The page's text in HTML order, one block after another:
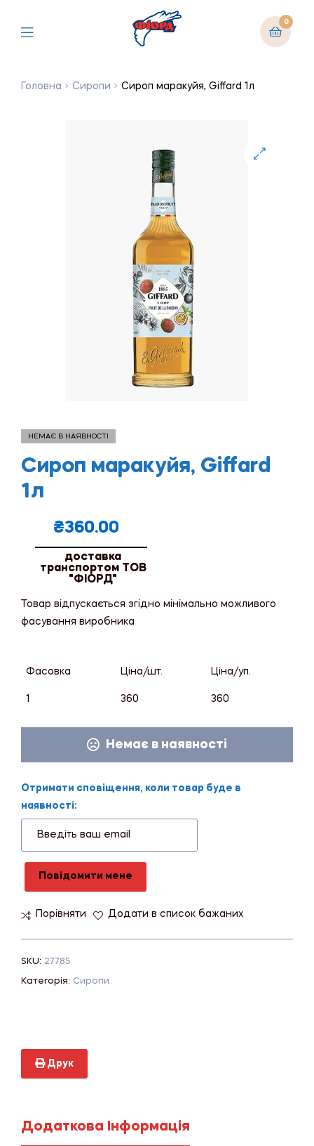
0
Головна Сиропи Сироп маракуйя, Giffard 1л
НЕМАЄ В НАЯВНОСТІ
Сироп маракуйя, Giffard
1л
₴360.00
доставка
транспортом ТОВ
"ФІОРД"
Товар відпускається згідно мінімально можливого
фасування виробника
Фасовка Ціна/шт. Ціна/уп.
1 360 360
Немає в наявності
Отримати сповіщення, коли товар буде в
наявності:
Повідомити мене
Порівняти Додати в список бажаних
SKU: 27785
Категорія: Сиропи
Друк
Додаткова Інформація